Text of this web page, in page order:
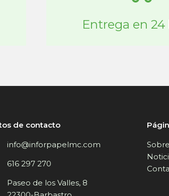
Entrega en 24
de contacto
info@inforpapelmc.com
616 297 270
Paseo de los Valles, 8